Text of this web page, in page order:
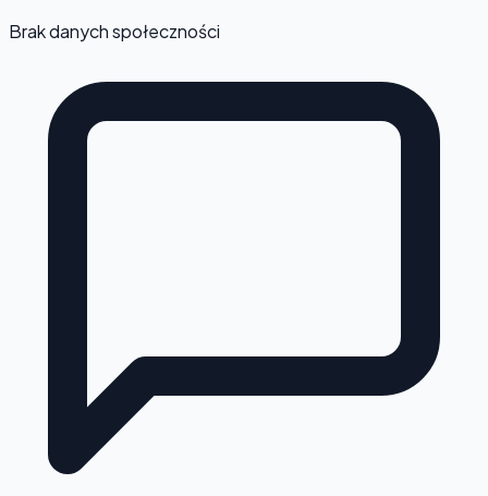
Brak danych społeczności